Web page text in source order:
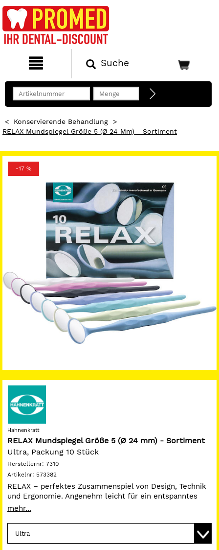
Suche
< Konservierende Behandlung
>
RELAX Mundspiegel Größe 5 (Ø 24 Mm) - Sortiment
-17 %
Hahnenkratt
RELAX Mundspiegel Größe 5 (Ø 24 mm) - Sortiment
Ultra, Packung 10 Stück
Herstellernr: 7310
Artikelnr: 573382
RELAX – perfektes Zusammenspiel von Design, Technik
und Ergonomie. Angenehm leicht für ein entspanntes
Arbeiten. Optimiertes Halten durch den breit geformten
und resistent gegenüber Plaque-Indikatoren.
Patientenfreundlich durch die gerundeten Formen.
Hygienisch durch den planen Übergang von Spiegel zur
mehr...